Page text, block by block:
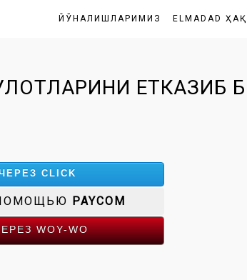
ЙЎНАЛИШЛАРИМИЗ ELMADAD
ЕТКАЗИБ
CLICK
PAYCOM
WOY-WO